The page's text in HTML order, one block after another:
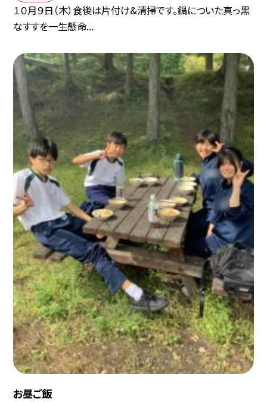
１０月９日（木）食後は片付け&清掃です。鍋についた真っ黒
なすすを一生懸命...
お昼ご飯